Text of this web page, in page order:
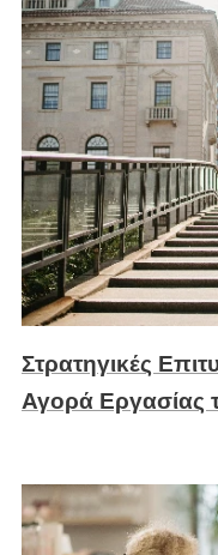
Στρατηγικές
Αγορά Εργασίας